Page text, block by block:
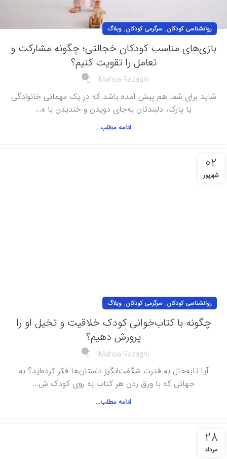
روانشناسی کودکان, سرگرمی کودکان, وبلاگ
بازی‌های مناسب کودکان خجالتی؛ چگونه مشارکت و
تعامل را تقویت کنیم؟
Mahsa Razaghi
0
شاید برای شما هم پیش آمده باشد که در یک مهمانی خانوادگی
یا پارک، دلبندتان به‌جای دویدن و خندیدن با ه...
ادامه مطلب...
02
شهریور
روانشناسی کودکان, سرگرمی کودکان, وبلاگ
چگونه با کتاب‌خوانی کودک خلاقیت و تخیل او را
پرورش دهیم؟
Mahsa Razaghi
0
آیا تابه‌حال به قدرت شگفت‌انگیز داستان‌ها فکر کرده‌اید؟ به
جهانی که با ورق زدن هر کتاب به روی کودک ش...
ادامه مطلب...
28
مرداد